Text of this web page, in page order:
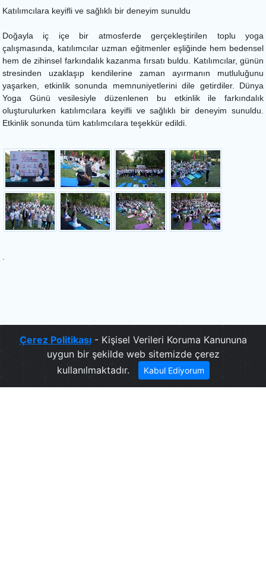
Katılımcılara keyifli ve sağlıklı bir deneyim sunuldu
Doğayla iç içe bir atmosferde gerçekleştirilen toplu yoga
çalışmasında, katılımcılar uzman eğitmenler eşliğinde hem bedensel
hem de zihinsel farkındalık kazanma fırsatı buldu. Katılımcılar, günün
stresinden uzaklaşıp kendilerine zaman ayırmanın mutluluğunu
yaşarken, etkinlik sonunda memnuniyetlerini dile getirdiler. Dünya
Yoga Günü vesilesiyle düzenlenen bu etkinlik ile farkındalık
oluşturulurken katılımcılara keyifli ve sağlıklı bir deneyim sunuldu.
Etkinlik sonunda tüm katılımcılara teşekkür edildi.
Çerez Politikası- Kişisel Verileri Koruma Kanununa
uygun bir şekilde web sitemizde çerez
kullanılmaktadır.
Kabul Ediyorum